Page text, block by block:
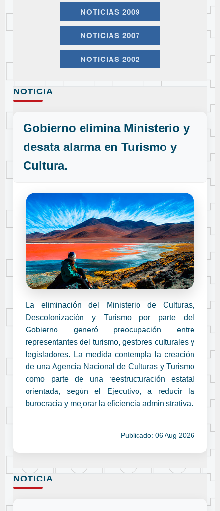
NOTICIAS 2009
NOTICIAS 2007
NOTICIAS 2002
NOTICIA
Gobierno elimina Ministerio y
desata alarma en Turismo y
Cultura.
La eliminación del Ministerio de Culturas,
Descolonización y Turismo por parte del
Gobierno generó preocupación entre
representantes del turismo, gestores culturales y
legisladores. La medida contempla la creación
de una Agencia Nacional de Culturas y Turismo
como parte de una reestructuración estatal
orientada, según el Ejecutivo, a reducir la
burocracia y mejorar la eficiencia administrativa.
Publicado: 06 Aug 2026
NOTICIA